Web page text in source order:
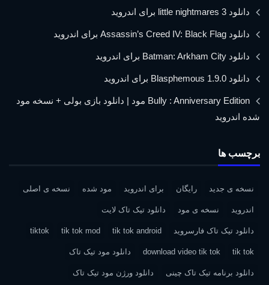
دانلود little nightmares 3 برای اندروید
دانلود Assassin’s Creed IV: Black Flag برای اندروید
دانلود Batman: Arkham City برای اندروید
دانلود Blasphemous 1.9.0 برای اندروید
Bully : Anniversary Edition مود | دانلود بازی بولی + نسخه مود
شده اندروید
برچسب ها
نسخه ی جدید رایگان برای اندروید مود شده نسخه ی اصلی
اندروید نسخه ی مود دانلود تیک تاک لایت
دانلود تیک تاک فارسروید tik tok android
tik tok mod
tiktok
tik tok
download video tik tok دانلود مود تیک تاک
دانلود برنامه تیک تاک چینی دانلود ورژن مود تیک تاک